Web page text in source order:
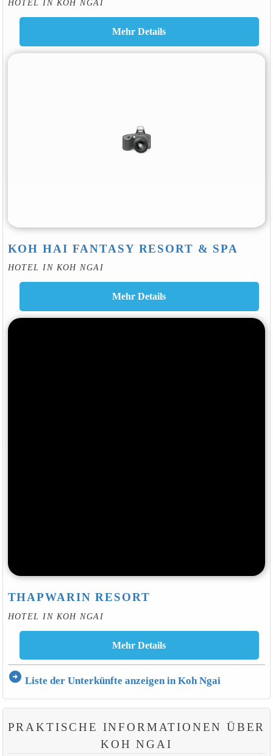
HOTEL IN KOH NGAI
KOH HAI FANTASY RESORT & SPA
HOTEL IN KOH NGAI
THAPWARIN RESORT
HOTEL IN KOH NGAI
arrow_circle_right Liste der Unterkünfte anzeigen in Koh Ngai
PRAKTISCHE INFORMATIONEN ÜBER
KOH NGAI